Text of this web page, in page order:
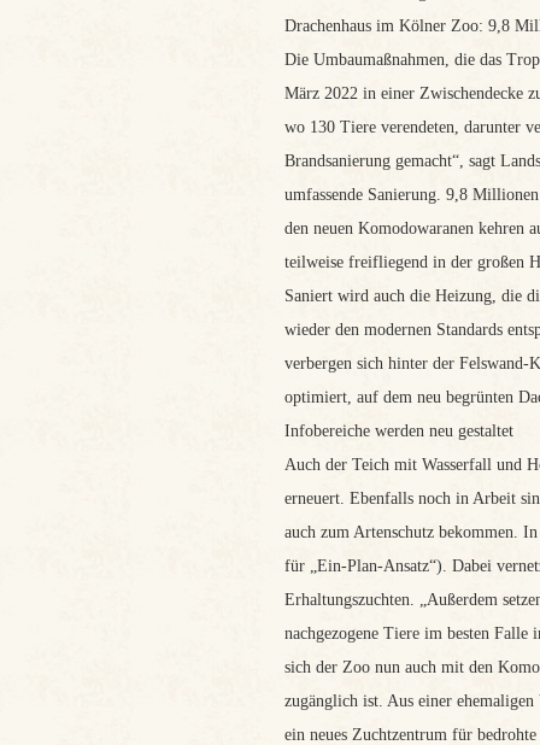
Drachenhaus im Kölner Zoo: 9,8
Die Umbaumaßnahmen, die das
März 2022 in einer Zwischendecke
wo 130 Tiere verendeten, darunter
Brandsanierung gemacht“, sagt
umfassende Sanierung. 9,8
den neuen Komodowaranen kehren
teilweise freifliegend in der großen
Saniert wird auch die Heizung, die
wieder den modernen Standards
verbergen sich hinter der Felswand-
optimiert, auf dem neu begrünten
Infobereiche werden neu gestaltet
Auch der Teich mit Wasserfall und
erneuert. Ebenfalls noch in Arbeit
auch zum Artenschutz bekommen.
für „Ein-Plan-Ansatz“). Dabei
Erhaltungszuchten. „Außerdem
nachgezogene Tiere im besten
sich der Zoo nun auch mit den
zugänglich ist. Aus einer
ein neues Zuchtzentrum für